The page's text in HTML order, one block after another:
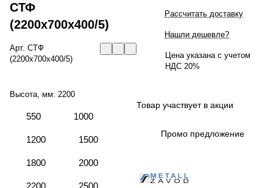
СТФ
(2200x700x400/5)
Арт. СТФ
(2200x700x400/5)
Высота, мм: 2200
550 1000
1200 1500
1800 2000
2200 2500
Рассчитать доставку
Нашли дешевле?
Цена указана с учетом
НДС 20%
Товар участвует в акции
Промо предложение